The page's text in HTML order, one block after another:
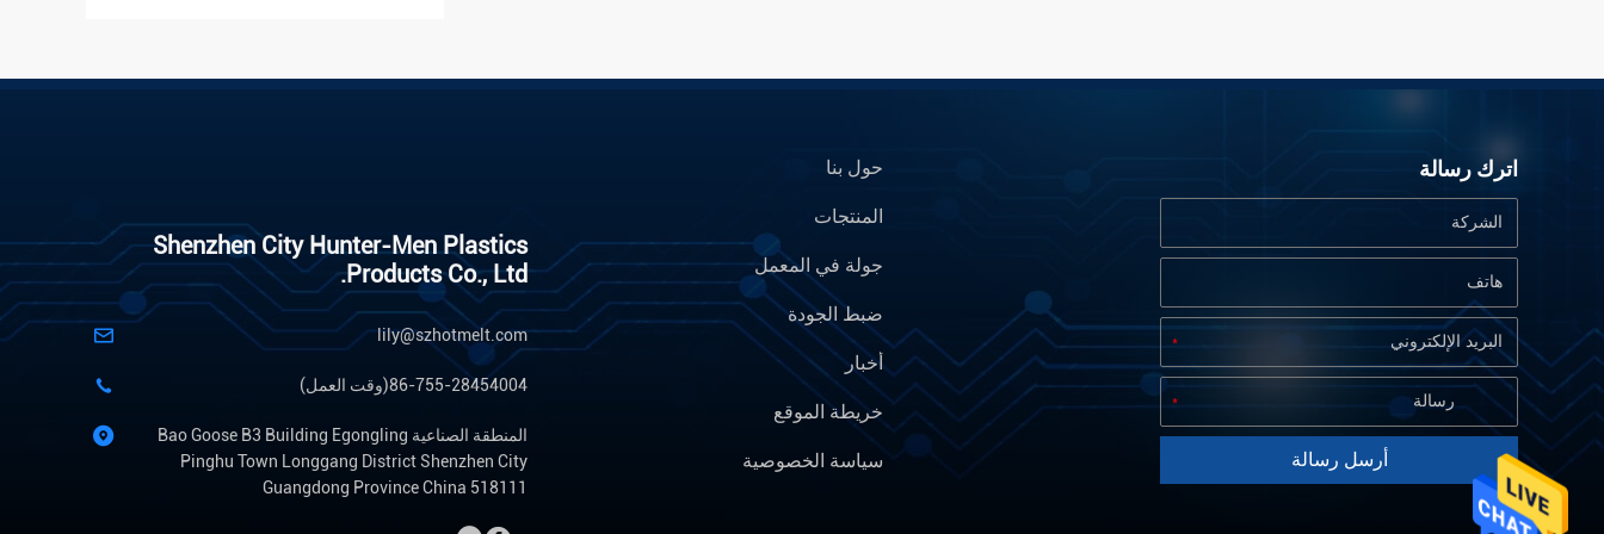
Shenzhen City Hunter-Men Plastics
Products Co., Ltd.
lily@szhotmelt.com
86-755-28454004(وقت العمل)
المنطقة الصناعية Bao Goose B3 Building Egongling
Pinghu Town Longgang District Shenzhen City
Guangdong Province China 518111
حول بنا
المنتجات
جولة في المعمل
ضبط الجودة
أخبار
خريطة الموقع
سياسة الخصوصية
اترك رسالة
أرسل رسالة